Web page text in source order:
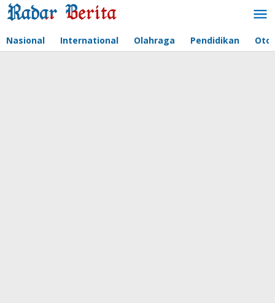
Lewati
ke
Nasional International Olahraga Pendidikan